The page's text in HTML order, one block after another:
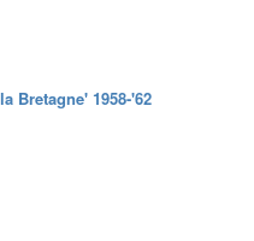
Bretagne' 1958-'62